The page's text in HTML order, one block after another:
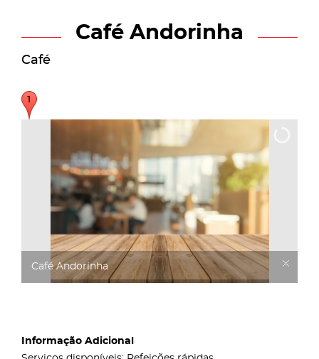
Café Andorinha
Café
Café Andorinha
Informação Adicional